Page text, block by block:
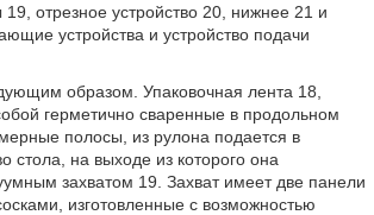
отрезное устройство 20, нижнее 21 и
устройства и устройство подачи
образом. Упаковочная лента 18,
герметично сваренные в продольном
полосы, из рулона подается в
стола, на выходе из которого она
захватом 19. Захват имеет две панели
изготовленные с возможностью